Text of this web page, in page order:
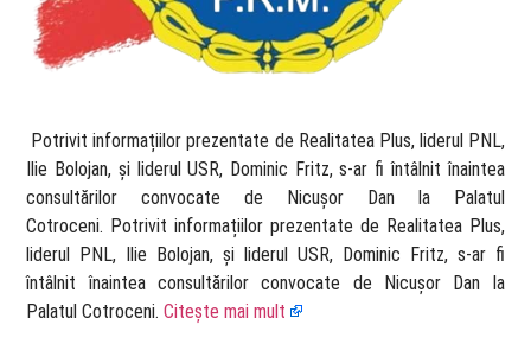
​ Potrivit informațiilor prezentate de Realitatea Plus, liderul PNL,
Ilie Bolojan, și liderul USR, Dominic Fritz, s-ar fi întâlnit înaintea
consultărilor convocate de Nicușor Dan la Palatul
Cotroceni. Potrivit informațiilor prezentate de Realitatea Plus,
liderul PNL, Ilie Bolojan, și liderul USR, Dominic Fritz, s-ar fi
întâlnit înaintea consultărilor convocate de Nicușor Dan la
Palatul Cotroceni.Citește mai mult